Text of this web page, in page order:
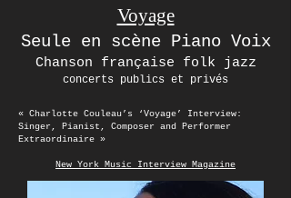
Voyage
Seule en scène Piano Voix
Chanson française folk jazz
concerts publics et privés
« Charlotte Couleau’s ‘Voyage’ Interview:
Singer, Pianist, Composer and Performer
Extraordinaire »
New York Music Interview Magazine